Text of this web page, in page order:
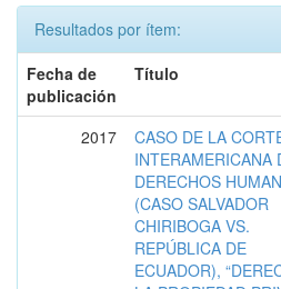
Resultados por ítem:
Fecha de
publicación
Título
2017
CASO DE LA
INTERAMERICANA
DERECHOS
(CASO SALVADOR
CHIRIBOGA VS.
REPÚBLICA DE
ECUADOR),